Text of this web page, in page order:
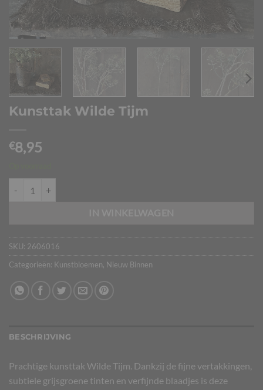
Kunsttak Wilde Tijm
€8,95
SKU: 2606016
Categorieën: Kunstbloemen, Nieuw Binnen
BESCHRIJVING
Prachtige kunsttak Wilde Tijm. Dankzij de fijne vertakkingen,
subtiele grijsgroene tinten en verfijnde blaadjes is deze